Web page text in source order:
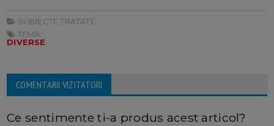
SUBIECTE TRATATE:
TEMA:
DIVERSE
COMENTARII VIZITATORI
Ce sentimente ti-a produs acest articol?